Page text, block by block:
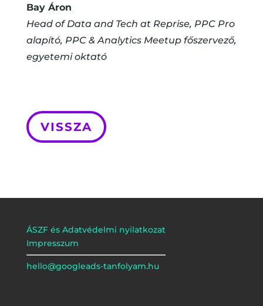
Bay Áron
Head of Data and Tech at Reprise, PPC Pro
alapító, PPC & Analytics Meetup főszervező,
egyetemi oktató
VISSZA
ÁSZF és Adatvédelmi nyilatkozat
Impresszum
hello@googleads-tanfolyam.hu